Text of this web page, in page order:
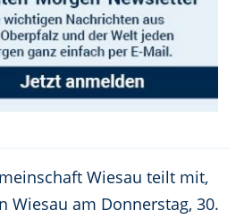
Wiesau teilt mit,
Wiesau am Donnerstag, 30.